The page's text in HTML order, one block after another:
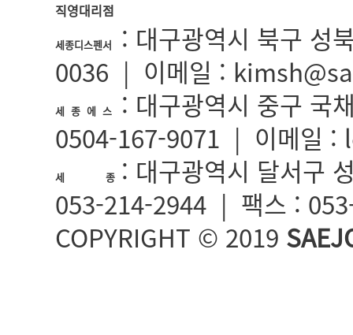
직영대리점
세종디스펜서
: 대구광역시 북구
0036 | 이메일 :
세 종 에 스
: 대구광역시 중구
0504-167-9071 | 이메일 :
세 종: 대구광역시 달서구
053-214-2944 | 팩스 :
COPYRIGHT © 2019